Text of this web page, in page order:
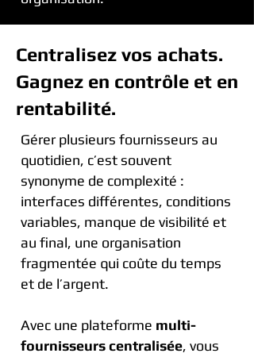
Centralisez vos achats.
Gagnez en contrôle et en
rentabilité.
Gérer plusieurs fournisseurs au
quotidien, c’est souvent
synonyme de complexité :
interfaces différentes, conditions
variables, manque de visibilité et
au final, une organisation
fragmentée qui coûte du temps
et de l’argent.
Avec une plateforme multi-
fournisseurs centralisée, vous